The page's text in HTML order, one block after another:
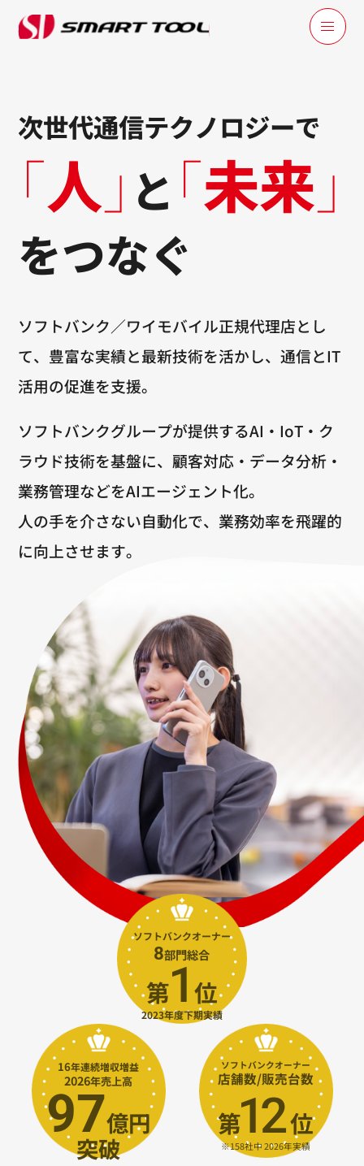
次世代通信テクノロジーで
｢人 ｣ と ｢未来 ｣
をつなぐ
ソフトバンク／ワイモバイル正規代理店とし
て、 豊富な実績と最新技術を活かし、通信とIT
活用の促進を支援。
ソフトバンクグループが提供するAI・IoT・ク
ラウド技術を基盤に、顧客対応・データ分析・
業務管理などをAIエージェント化。
人の手を介さない自動化で、業務効率を飛躍的
に向上させます。
ソフトバンクオーナー
8部門総合
第1⁩位
2023年度下期実績
16年連続増収増益
2026年売上高
97⁩億円
突破
ソフトバンクオーナー
店舗数/販売台数
第12 ⁩位
※158社中 2026年実績